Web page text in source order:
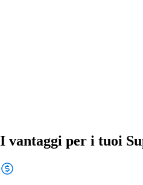
I vantaggi per i tuoi